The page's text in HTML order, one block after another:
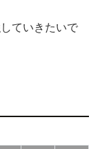
ていきたいで